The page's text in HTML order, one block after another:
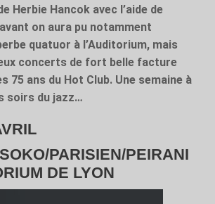
Herbie Hancok avec l’aide de
on aura pu notamment
quatuor à l’Auditorium, mais
concerts de fort belle facture
75 ans du Hot Club. Une semaine à
soirs du jazz…
PARISIEN/PEIRANI
DE LYON